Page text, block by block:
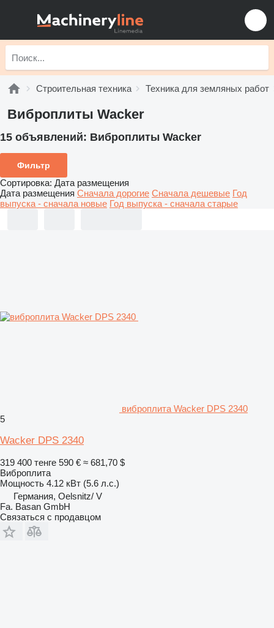
Строительная техника Техника для земляных работ
Виброплиты Wacker
15 объявлений: Виброплиты Wacker
Фильтр
Сортировка: Дата размещения
Дата размещения Сначала дорогие Сначала дешевые Год
выпуска - сначала новые Год выпуска - сначала старые
виброплита Wacker DPS 2340
5
Wacker DPS 2340
319 400 тенге 590 € ≈ 681,70 $
Виброплита
Мощность 4.12 кВт (5.6 л.с.)
Германия, Oelsnitz/ V
Fa. Basan GmbH
Связаться с продавцом